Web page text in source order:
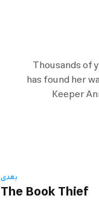
Thousands of
has found her
Keeper
بعدی
The Book Thief